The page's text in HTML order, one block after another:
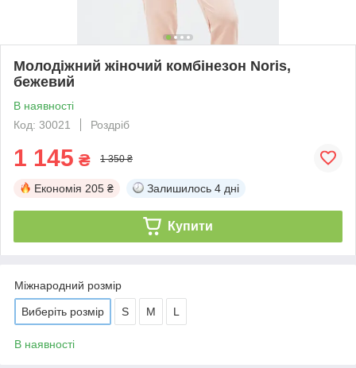
Молодіжний жіночий комбінезон Noris,
бежевий
В наявності
Код: 30021
Роздріб
1 145 ₴ 1 350 ₴
Економія 205 ₴ Залишилось 4 дні
Купити
Міжнародний розмір
Виберіть розмір S M L
В наявності